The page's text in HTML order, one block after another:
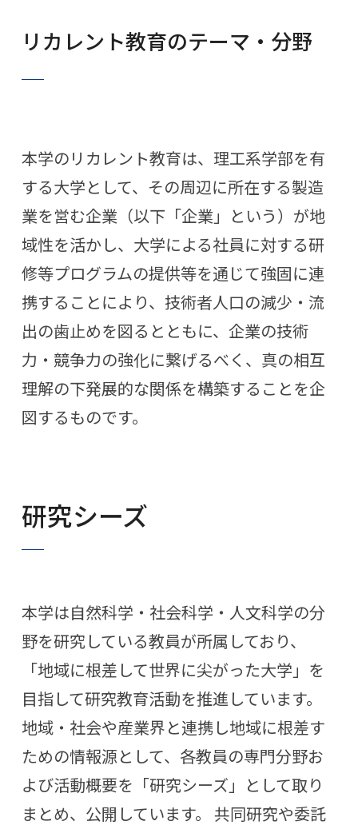
リカレント教育のテーマ・分野
本学のリカレント教育は、理工系学部を有
する大学として、その周辺に所在する製造
業を営む企業（以下「企業」という）が地
域性を活かし、大学による社員に対する研
修等プログラムの提供等を通じて強固に連
携することにより、技術者人口の減少・流
出の歯止めを図るとともに、企業の技術
力・競争力の強化に繋げるべく、真の相互
理解の下発展的な関係を構築することを企
図するものです。
研究シーズ
本学は自然科学・社会科学・人文科学の分
野を研究している教員が所属しており、
「地域に根差して世界に尖がった大学」を
目指して研究教育活動を推進しています。
地域・社会や産業界と連携し地域に根差す
ための情報源として、各教員の専門分野お
よび活動概要を「研究シーズ」として取り
まとめ、公開しています。 共同研究や委託